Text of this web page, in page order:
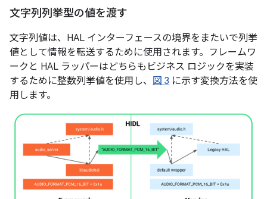
文字列列挙型の値を渡す
文字列値は、HAL インターフェースの境界をまたいで列挙
値として情報を転送するために使用されます。フレームワ
ークと HAL ラッパーはどちらもビジネス ロジックを実装
するために整数列挙値を使用し、 図 3 に示す変換方法を使
用します。